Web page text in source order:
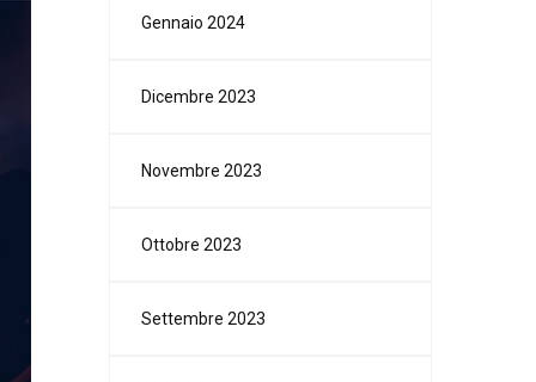
Gennaio 2024
Dicembre 2023
Novembre 2023
Ottobre 2023
Settembre 2023